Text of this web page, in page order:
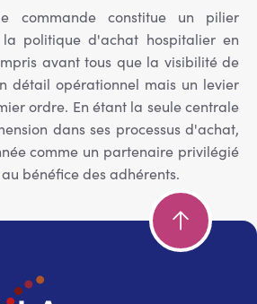
commande constitue un pilier
politique d'achat hospitalier en
avant tous que la visibilité de
détail opérationnel mais un levier
ordre. En étant la seule centrale
dans ses processus d'achat,
comme un partenaire privilégié
bénéfice des adhérents.